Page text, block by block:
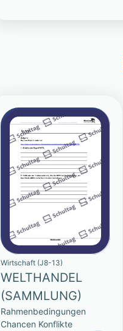
Wirtschaft (J8-13)
WELTHANDEL
(SAMMLUNG)
Rahmenbedingungen
Chancen Konflikte